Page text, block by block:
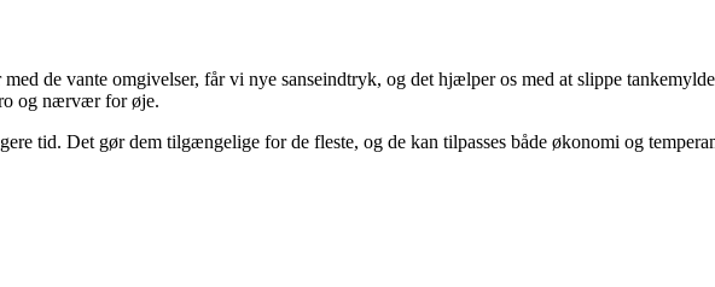
de vante omgivelser, får vi nye sanseindtryk, og det hjælper os med at slippe
og nærvær for øje.
tid. Det gør dem tilgængelige for de fleste, og de kan tilpasses både økonomi og